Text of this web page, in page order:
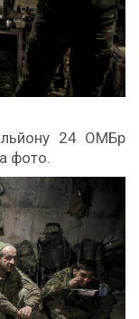
24 ОМБр
фото.